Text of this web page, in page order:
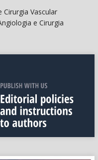
Cirurgia Vascular
e Cirurgia